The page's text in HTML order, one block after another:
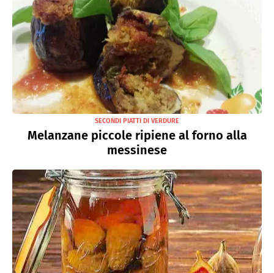
SECONDI PIATTI DI VERDURE
Melanzane piccole ripiene al forno alla
messinese